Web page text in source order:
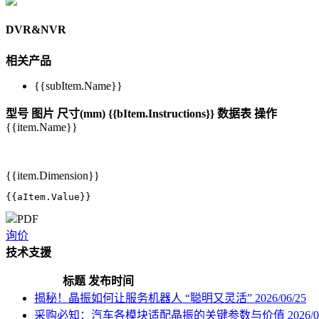
DVR&NVR
相关产品
{{subItem.Name}}
型号 图片 尺寸(mm) {{bItem.Instructions}} 数据表 操作
{{item.Name}}
{{item.Dimension}}
{{aItem.Value}}
PDF
询价
技术支援
标题 发布时间
揭秘！晶振如何让服务机器人 “聪明又灵活” 2026/06/25
采购必知：汽车各模块适配晶振的关键参数与价值 2026/